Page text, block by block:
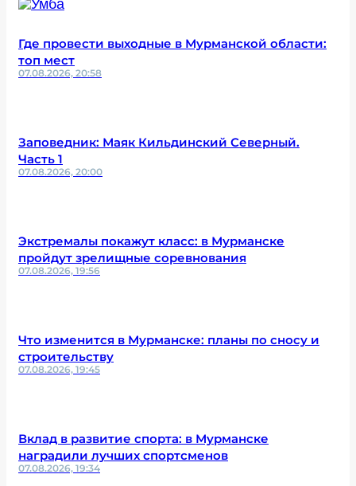
Где провести выходные в Мурманской области:
топ мест
07.08.2026, 20:58
Заповедник: Маяк Кильдинский Северный.
Часть 1
07.08.2026, 20:00
Экстремалы покажут класс: в Мурманске
пройдут зрелищные соревнования
07.08.2026, 19:56
Что изменится в Мурманске: планы по сносу и
строительству
07.08.2026, 19:45
Вклад в развитие спорта: в Мурманске
наградили лучших спортсменов
07.08.2026, 19:34